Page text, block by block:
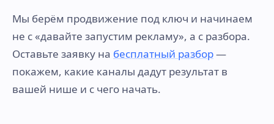
Мы берём продвижение под ключ и начинаем
не с «давайте запустим рекламу», а с разбора.
Оставьте заявку на бесплатный разбор—
покажем, какие каналы дадут результат в
вашей нише и с чего начать.